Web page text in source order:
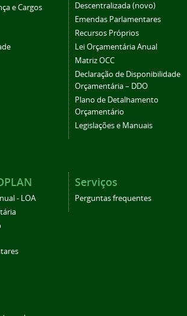
e Cargos
Descentralizada (novo)
Emendas Parlamentares
Recursos Próprios
Lei Orçamentária Anual
Matriz OCC
Declaração de Disponibilidade
Orçamentária – DDO
Plano de Detalhamento
Orçamentário
Legislações e Manuais
- LOA
Serviços
Perguntas frequentes